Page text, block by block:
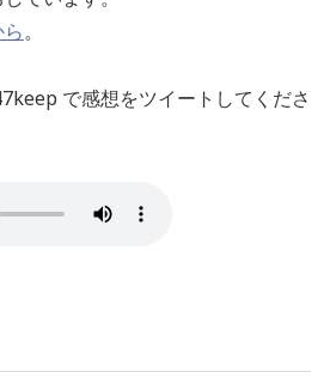
。
で感想をツイートしてくださ